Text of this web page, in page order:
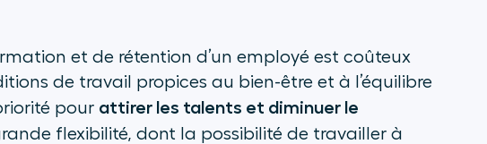
et de rétention d’un employé est coûteux
de travail propices au bien-être et à l’équilibre
pour attirer les talents et diminuer le
flexibilité, dont la possibilité de travailler à